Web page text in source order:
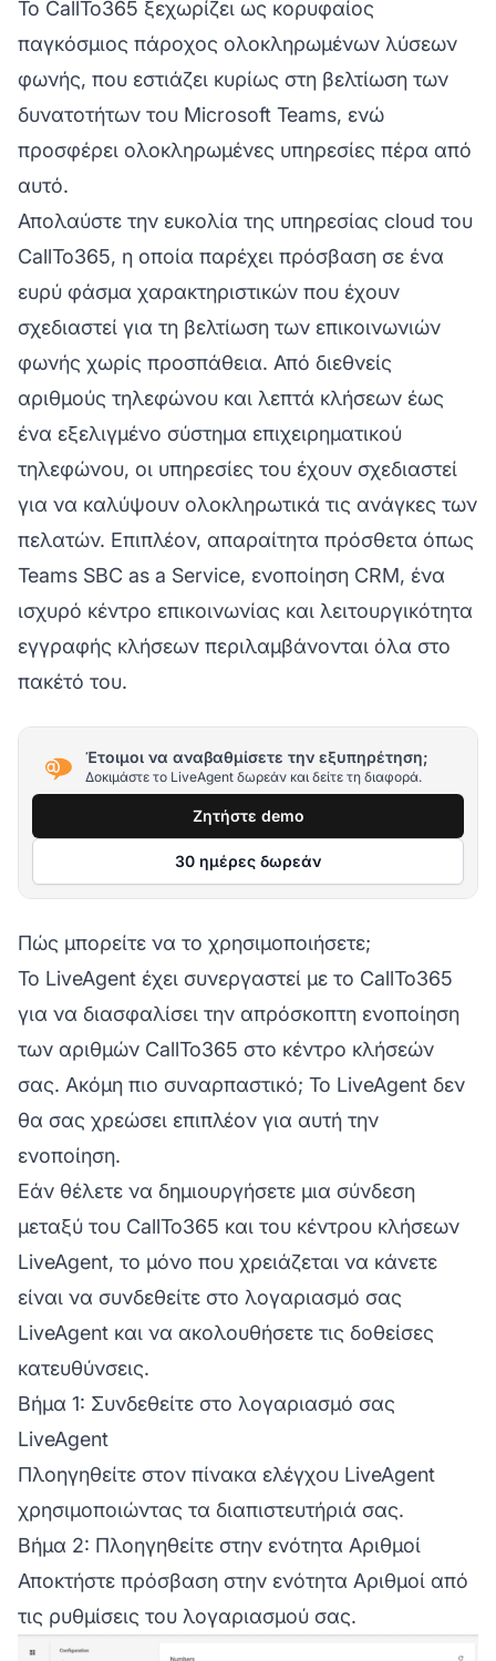
Το CallTo365 ξεχωρίζει ως κορυφαίος
παγκόσμιος πάροχος ολοκληρωμένων λύσεων
φωνής, που εστιάζει κυρίως στη βελτίωση των
δυνατοτήτων του Microsoft Teams, ενώ
προσφέρει ολοκληρωμένες υπηρεσίες πέρα από
αυτό.
Απολαύστε την ευκολία της υπηρεσίας cloud του
CallTo365, η οποία παρέχει πρόσβαση σε ένα
ευρύ φάσμα χαρακτηριστικών που έχουν
σχεδιαστεί για τη βελτίωση των επικοινωνιών
φωνής χωρίς προσπάθεια. Από διεθνείς
αριθμούς τηλεφώνου και λεπτά κλήσεων έως
ένα εξελιγμένο σύστημα επιχειρηματικού
τηλεφώνου, οι υπηρεσίες του έχουν σχεδιαστεί
για να καλύψουν ολοκληρωτικά τις ανάγκες των
πελατών. Επιπλέον, απαραίτητα πρόσθετα όπως
Teams SBC as a Service, ενοποίηση CRM, ένα
ισχυρό κέντρο επικοινωνίας και λειτουργικότητα
εγγραφής κλήσεων περιλαμβάνονται όλα στο
πακέτό του.
Έτοιμοι να αναβαθμίσετε την εξυπηρέτηση;
Δοκιμάστε το LiveAgent δωρεάν και δείτε τη διαφορά.
Ζητήστε demo
30 ημέρες δωρεάν
Πώς μπορείτε να το χρησιμοποιήσετε;
Το LiveAgent έχει συνεργαστεί με το CallTo365
για να διασφαλίσει την απρόσκοπτη ενοποίηση
των αριθμών CallTo365 στο κέντρο κλήσεών
σας. Ακόμη πιο συναρπαστικό; Το LiveAgent δεν
θα σας χρεώσει επιπλέον για αυτή την
ενοποίηση.
Εάν θέλετε να δημιουργήσετε μια σύνδεση
μεταξύ του CallTo365 και του κέντρου κλήσεων
LiveAgent, το μόνο που χρειάζεται να κάνετε
είναι να συνδεθείτε στο λογαριασμό σας
LiveAgent και να ακολουθήσετε τις δοθείσες
κατευθύνσεις.
Βήμα 1: Συνδεθείτε στο λογαριασμό σας
LiveAgent
Πλοηγηθείτε στον πίνακα ελέγχου LiveAgent
χρησιμοποιώντας τα διαπιστευτήριά σας.
Βήμα 2: Πλοηγηθείτε στην ενότητα Αριθμοί
Αποκτήστε πρόσβαση στην ενότητα Αριθμοί από
τις ρυθμίσεις του λογαριασμού σας.